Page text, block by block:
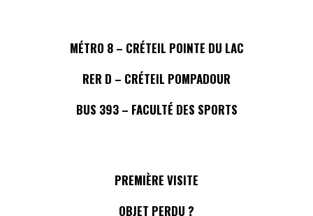
MÉTRO 8 – CRÉTEIL POINTE DU LAC
RER D – CRÉTEIL POMPADOUR
BUS 393 – FACULTÉ DES SPORTS
PREMIÈRE VISITE
OBJET PERDU ?